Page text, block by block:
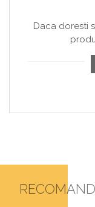
Daca doresti